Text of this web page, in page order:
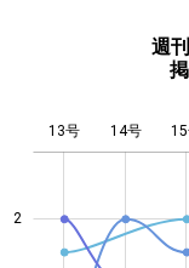
週
2
13号 14号